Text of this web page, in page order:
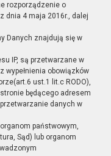
rozporządzenie o
dnia 4 maja 2016r., dalej
Danych znajdują się w
IP, są przetwarzane w
wypełnienia obowiązków
ust.1 lit.c RODO),
będącego adresem
danych w
państwowym,
Sąd) lub organom